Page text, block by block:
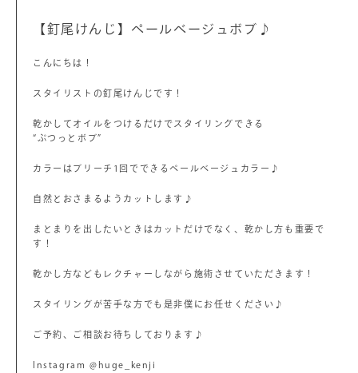
【釘尾けんじ】ペールベージュボブ♪
こんにちは！
スタイリストの釘尾けんじです！
乾かしてオイルをつけるだけでスタイリングできる
“ぷつっとボブ”
カラーはブリーチ1回でできるペールベージュカラー♪
自然とおさまるようカットします♪
まとまりを出したいときはカットだけでなく、乾かし方も重要で
す！
乾かし方などもレクチャーしながら施術させていただきます！
スタイリングが苦手な方でも是非僕にお任せください♪
ご予約、ご相談お待ちしております♪
Instagram @huge_kenji